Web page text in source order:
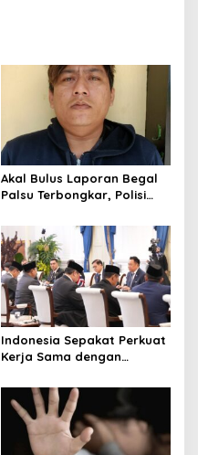
Akal Bulus Laporan Begal
Palsu Terbongkar, Polisi
Perusahaan untuk Crypto
Indonesia Sepakat Perkuat
Kerja Sama dengan
hingga Ekonomi Digital